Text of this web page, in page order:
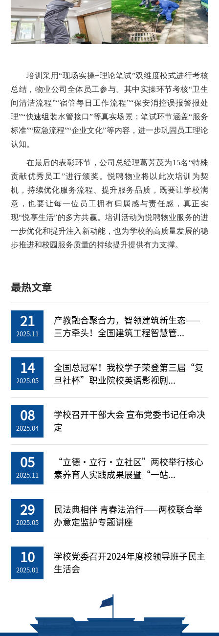
培训采用“现场实操+理论笔试”双维度模式进行考核
总结，物业公司全体员工参与。其中实操环节考核“卫生
间清洁流程”“宿管每日工作流程”“保安消控误报警报处
理”“快速组装水管接口”等真实场景；笔试环节涵盖“服务
标准”“应急流程”“企业文化”等内容，进一步巩固员工理论
认知。
在最后的表彰环节，公司总经理葛芳茂为15名“特殊
贡献优秀员工”进行颁奖。悦聘物业将以此次培训为契
机，持续优化服务流程、提升服务品质，既要让学校满
意，也要让每一位员工拥有归属感与责任感，真正实
现“悦享生活”的多方共赢。培训活动为悦聘物业服务的进
一步优化和提升注入新动能，也为学校的高质量发展的稳
步推进和校园服务质量的持续提升提供有力支撑。
最热文章
21
2025.11
产教融合聚合力，智领建筑新生态——
三方牵头！全国建筑工程智慧管...
14
2025.05
全国总冠军！我校学子荣登第三届“复
旦社杯”职业院校英语影视剧...
08
2025.04
学校召开干部大会 宣布党委书记任命决
定
05
2025.11
“立德・立行・立社区”两校举行核心
素养育人实践成果展暨“一站...
29
2025.05
民法典相伴 青春法治行——两校联合举
办意定监护专题讲座
10
2025.01
学校党委召开2024年度校领导班子民主
生活会